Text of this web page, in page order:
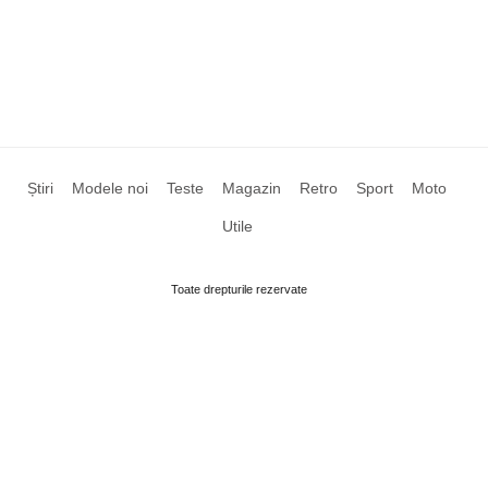
Știri Modele noi Teste Magazin Retro Sport Moto
Utile
Toate drepturile rezervate